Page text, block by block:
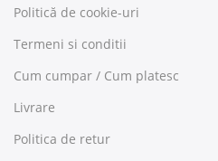
Politică de cookie-uri
Termeni si conditii
Cum cumpar / Cum platesc
Livrare
Politica de retur